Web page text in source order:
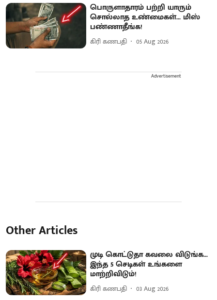
பொருளாதாரம் பற்றி யாரும்
சொல்லாத உண்மைகள்... மிஸ்
பண்ணாதீங்க!
கிரி கணபதி 05 Aug 2026
Advertisement
Other Articles
முடி கொட்டுதா கவலை விடுங்க...
இந்த 5 செடிகள் உங்களை
மாற்றிவிடும்!
கிரி கணபதி 03 Aug 2026